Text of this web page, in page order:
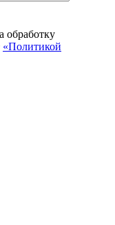
обработку
«Политикой